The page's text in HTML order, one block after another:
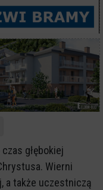
głębokiej
Wierni
a także uczestniczą